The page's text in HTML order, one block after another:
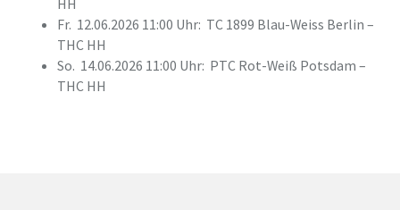
Fr. 12.06.2026 11:00 Uhr: TC 1899 Blau-Weiss Berlin –
THC HH
So. 14.06.2026 11:00 Uhr: PTC Rot-Weiß Potsdam –
THC HH